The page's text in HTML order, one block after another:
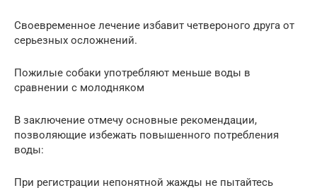
Своевременное лечение избавит четвероного друга от
серьезных осложнений.
Пожилые собаки употребляют меньше воды в
сравнении с молодняком
В заключение отмечу основные рекомендации,
позволяющие избежать повышенного потребления
воды:
При регистрации непонятной жажды не пытайтесь